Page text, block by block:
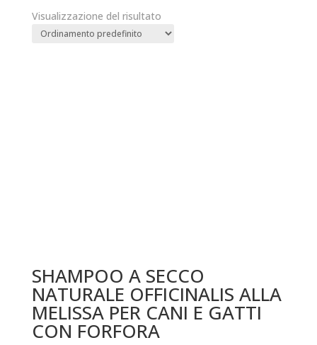
Visualizzazione del risultato
SHAMPOO A SECCO
NATURALE OFFICINALIS ALLA
MELISSA PER CANI E GATTI
CON FORFORA